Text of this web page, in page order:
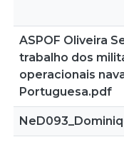
ASPOF Oliveira
trabalho dos
operacionais
Portuguesa.pdf